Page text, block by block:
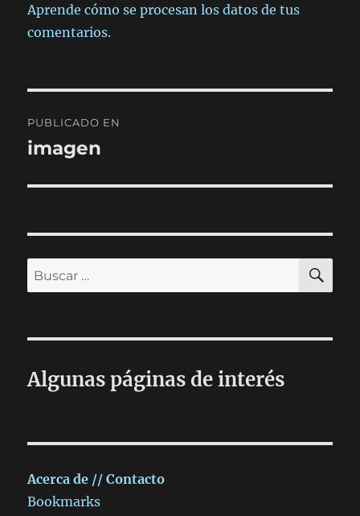
Aprende cómo se procesan los datos de tus
comentarios.
de
PUBLICADO EN
imagen
Buscar
por:
Algunas páginas de interés
Acerca de // Contacto
Bookmarks